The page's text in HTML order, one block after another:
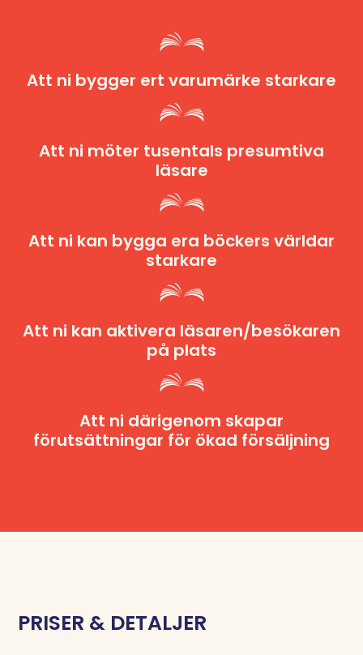
Att ni bygger ert varumärke starkare
Att ni möter tusentals presumtiva
läsare
Att ni kan bygga era böckers världar
starkare
Att ni kan aktivera läsaren/besökaren
på plats
Att ni därigenom skapar
förutsättningar för ökad försäljning
PRISER & DETALJER